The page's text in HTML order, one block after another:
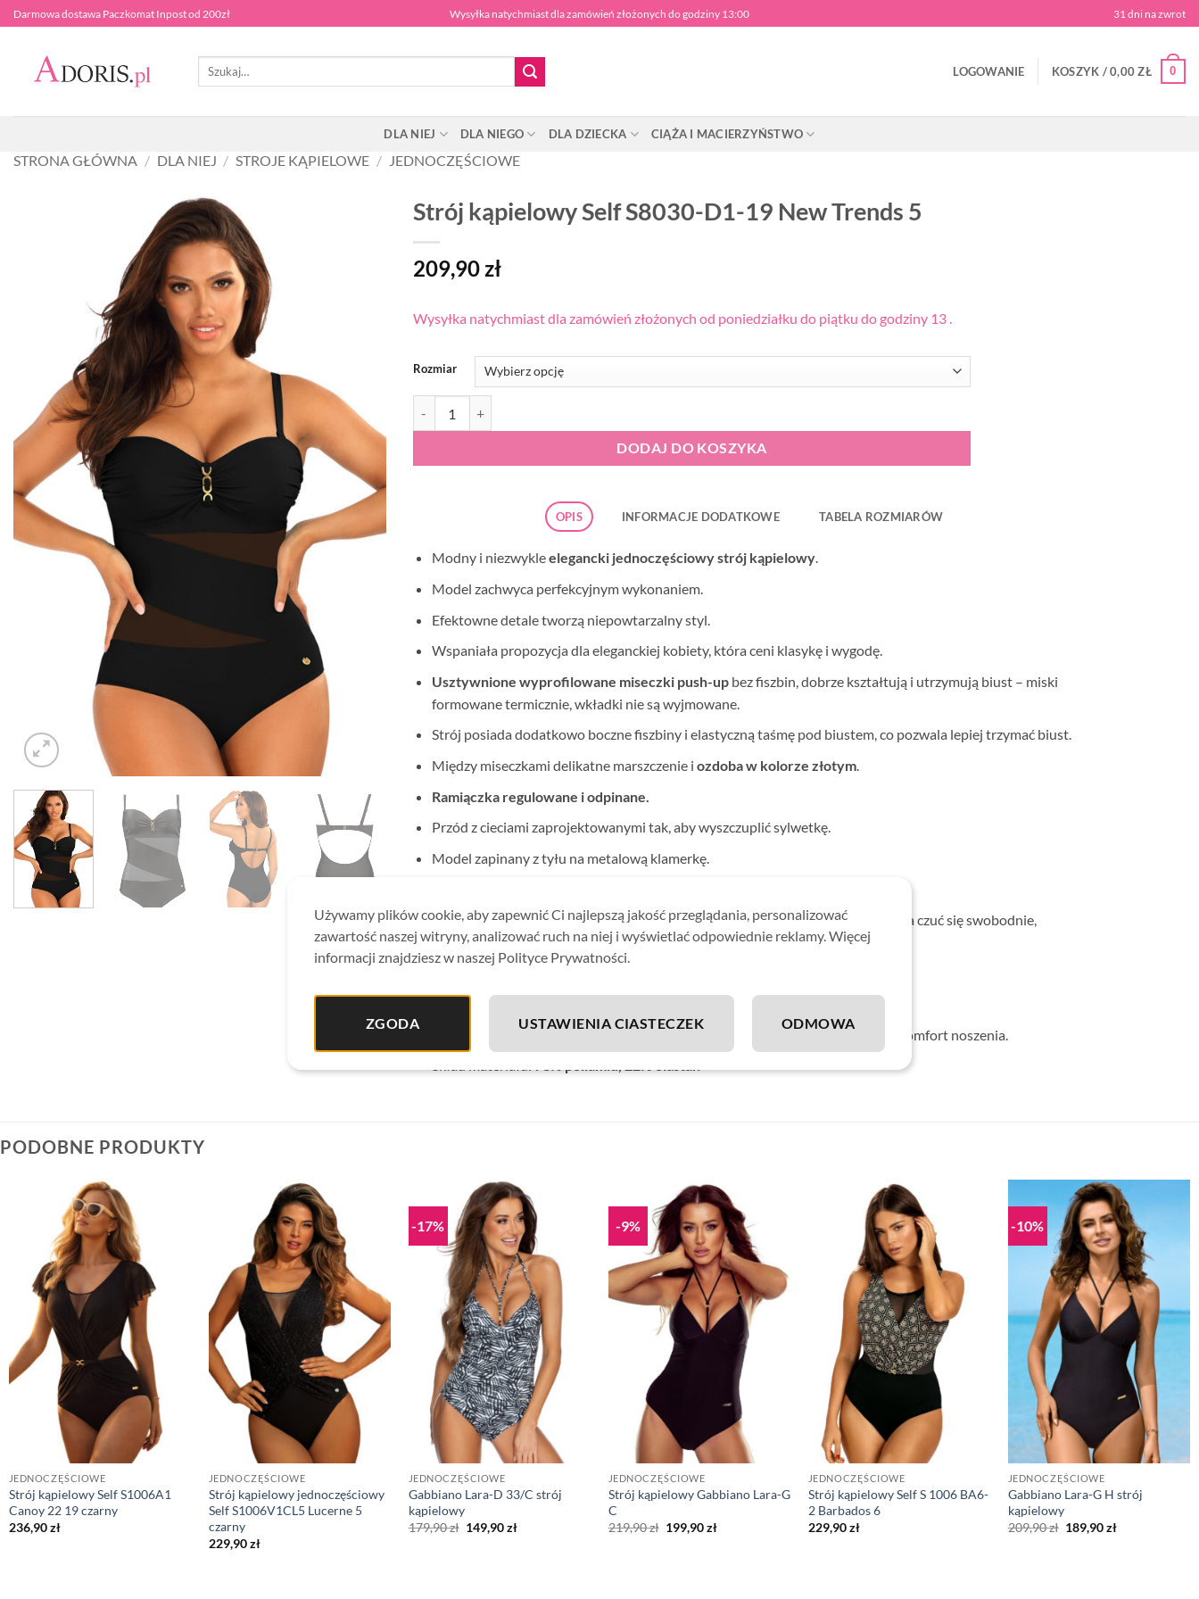
Przewiń
do
zawartości
Darmowa dostawa Paczkomat Inpost od 200zł Wysyłka natychmiast dla zamówień złożonych do godziny 13:00 31 dni na zwrot
Szukaj:
LOGOWANIE KOSZYK /0,00ZŁ 0
DLA NIEJ DLA NIEGO DLA DZIECKA CIĄŻA I MACIERZYŃSTWO
STRONA GŁÓWNA / DLA NIEJ / STROJE KĄPIELOWE / JEDNOCZĘŚCIOWE
Strój kąpielowy Self S8030-D1-19 New Trends 5
209,90zł
Wysyłka natychmiast dla zamówień złożonych od poniedziałku do piątku do godziny 13 .
Rozmiar
DODAJ DO KOSZYKA
OPIS INFORMACJE DODATKOWE TABELA ROZMIARÓW
Modny i niezwykleelegancki jednoczęściowy strój kąpielowy.
Model zachwyca perfekcyjnym wykonaniem.
Efektowne detale tworzą niepowtarzalny styl.
Wspaniała propozycja dla eleganckiej kobiety, która ceni klasykę i wygodę.
Usztywnione wyprofilowane miseczki push-up bez fiszbin, dobrze kształtują i utrzymują biust – miski
formowane termicznie, wkładki nie są wyjmowane.
Strój posiada dodatkowo boczne fiszbiny i elastyczną taśmę pod biustem, co pozwala lepiej trzymać biust.
Między miseczkami delikatne marszczenie i ozdoba w kolorze złotym.
Ramiączka regulowane i odpinane.
Przód z cieciami zaprojektowanymi tak, aby wyszczuplić sylwetkę.
Model zapinany z tyłu na metalową klamerkę.
Kostium od wewnątrz pokryty jest delikatną podszewką, dzięki czemu można czuć się swobodnie,
ponieważ strój nie prześwituje.
Materiał odporny na chlor, wodę morską i słońce.
Strój kąpielowy wykonany z wysokiej jakości tkaniny
, zapewniającej wysoki komfort noszenia.
PODOBNE PRODUKTY
JEDNOCZĘŚCIOWE
Strój kąpielowy Self S1006A1
Canoy 22 19 czarny
236,90zł
JEDNOCZĘŚCIOWE
Strój kąpielowy jednoczęściowy
Self S1006V1CL5 Lucerne 5
czarny
229,90zł
-17%
JEDNOCZĘŚCIOWE
Gabbiano Lara-D 33/C strój
kąpielowy
179,90zł Pierwotna
cena
149,90złAktualna
-9%
JEDNOCZĘŚCIOWE
Strój kąpielowy Gabbiano Lara-G
C
219,90zł Pierwotna
cena
199,90złAktualna
JEDNOCZĘŚCIOWE
Strój kąpielowy Self S 1006 BA6-
2 Barbados 6
229,90zł
-10%
JEDNOCZĘŚCIOWE
Gabbiano Lara-G H strój
kąpielowy
209,90zł Pierwotna
cena
189,90złAktualna
Używamy plików cookie, aby zapewnić Ci najlepszą jakość przeglądania, personalizować
zawartość naszej witryny, analizować ruch na niej i wyświetlać odpowiednie reklamy. Więcej
informacji znajdziesz w naszej Polityce Prywatności.
ZGODA USTAWIENIA CIASTECZEK ODMOWA